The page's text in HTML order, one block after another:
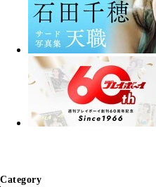
Category